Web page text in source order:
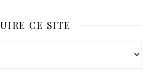
CE SITE